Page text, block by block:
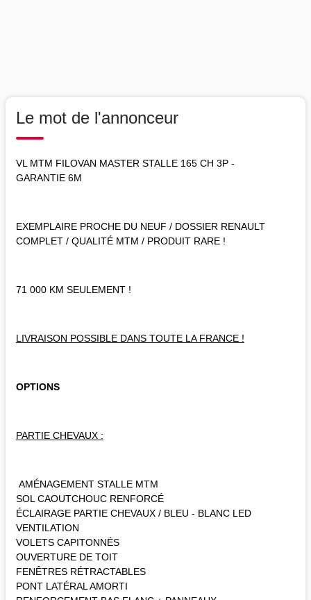
Le mot de l'annonceur
VL MTM FILOVAN MASTER STALLE 165 CH 3P -
GARANTIE 6M
EXEMPLAIRE PROCHE DU NEUF / DOSSIER RENAULT
COMPLET / QUALITÉ MTM / PRODUIT RARE !
71 000 KM SEULEMENT !
LIVRAISON POSSIBLE DANS TOUTE LA FRANCE !
OPTIONS
PARTIE CHEVAUX :
AMÉNAGEMENT STALLE MTM
SOL CAOUTCHOUC RENFORCÉ
ÉCLAIRAGE PARTIE CHEVAUX / BLEU - BLANC LED
VENTILATION
VOLETS CAPITONNÉS
OUVERTURE DE TOIT
FENÊTRES RÉTRACTABLES
PONT LATÉRAL AMORTI